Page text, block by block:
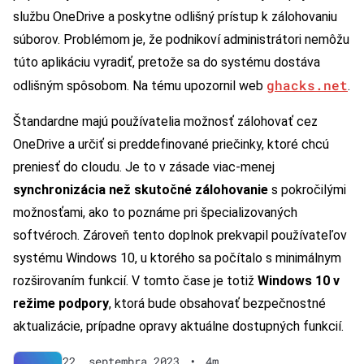
službu OneDrive a poskytne odlišný prístup k zálohovaniu
súborov. Problémom je, že podnikoví administrátori nemôžu
túto aplikáciu vyradiť, pretože sa do systému dostáva
odlišným spôsobom. Na tému upozornil web ghacks.net.
Štandardne majú používatelia možnosť zálohovať cez
OneDrive a určiť si preddefinované priečinky, ktoré chcú
preniesť do cloudu. Je to v zásade viac-menej
synchronizácia než skutočné zálohovanie s pokročilými
možnosťami, ako to poznáme pri špecializovaných
softvéroch. Zároveň tento doplnok prekvapil používateľov
systému Windows 10, u ktorého sa počítalo s minimálnym
rozširovaním funkcií. V tomto čase je totiž Windows 10 v
režime podpory, ktorá bude obsahovať bezpečnostné
aktualizácie, prípadne opravy aktuálne dostupných funkcií.